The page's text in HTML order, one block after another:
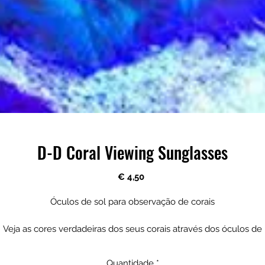
D-D Coral Viewing Sunglasses
€ 4,50Preço
Óculos de sol para observação de corais
Veja as cores verdadeiras dos seus corais através dos óculos de